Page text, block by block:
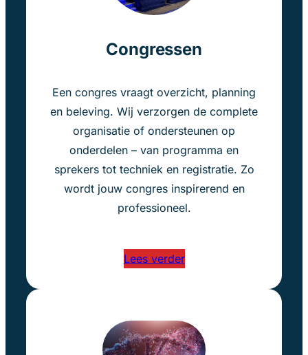
Congressen
Een congres vraagt overzicht, planning
en beleving. Wij verzorgen de complete
organisatie of ondersteunen op
onderdelen – van programma en
sprekers tot techniek en registratie. Zo
wordt jouw congres inspirerend en
professioneel.
Lees verder